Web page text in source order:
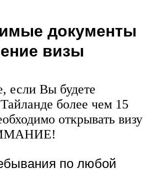
документы
визы
если Вы будете
более чем 15
открывать визу
по любой